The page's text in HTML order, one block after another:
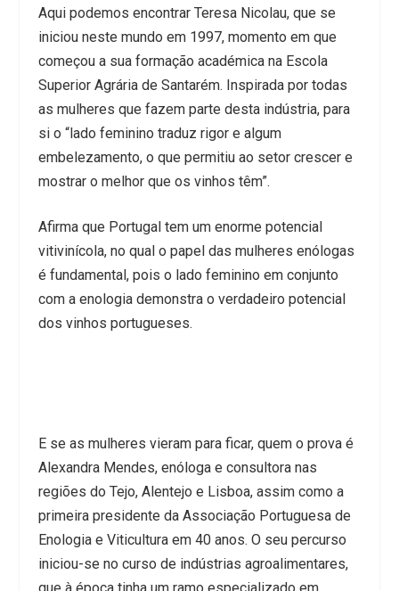
Aqui podemos encontrar Teresa Nicolau, que se
iniciou neste mundo em 1997, momento em que
começou a sua formação académica na Escola
Superior Agrária de Santarém. Inspirada por todas
as mulheres que fazem parte desta indústria, para
si o “lado feminino traduz rigor e algum
embelezamento, o que permitiu ao setor crescer e
mostrar o melhor que os vinhos têm”.
Afirma que Portugal tem um enorme potencial
vitivinícola, no qual o papel das mulheres enólogas
é fundamental, pois o lado feminino em conjunto
com a enologia demonstra o verdadeiro potencial
dos vinhos portugueses.
E se as mulheres vieram para ficar, quem o prova é
Alexandra Mendes, enóloga e consultora nas
regiões do Tejo, Alentejo e Lisboa, assim como a
primeira presidente da Associação Portuguesa de
Enologia e Viticultura em 40 anos. O seu percurso
iniciou-se no curso de indústrias agroalimentares,